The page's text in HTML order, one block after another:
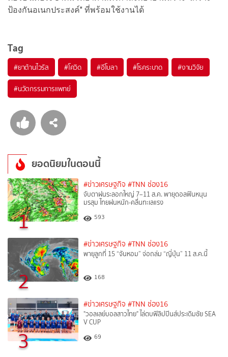
ป้องกันอเนกประสงค์" ที่พร้อมใช้งานได้
Tag
#ยาต้านไวรัส #โควิด #อีโบลา #โรคระบาด #งานวิจัย
#นวัตกรรมการแพทย์
ยอดนิยมในตอนนี้
1
#ข่าวเศรษฐกิจ #TNN ช่อง16
จับตาฝนระลอกใหญ่ 7–11 ส.ค. พายุดอลฟินหนุน
มรสุม ไทยฝนหนัก-คลื่นทะเลแรง
593
2
#ข่าวเศรษฐกิจ #TNN ช่อง16
พายุลูกที่ 15 “จันหอม” จ่อถล่ม “ญี่ปุ่น” 11 ส.ค.นี้
168
3
#ข่าวเศรษฐกิจ #TNN ช่อง16
"วอลเลย์บอลสาวไทย" ไล่ตบฟิลิปปินส์ประเดิมชัย SEA
V CUP
69